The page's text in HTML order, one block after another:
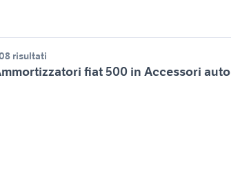
risultati
fiat 500 in Accessori auto